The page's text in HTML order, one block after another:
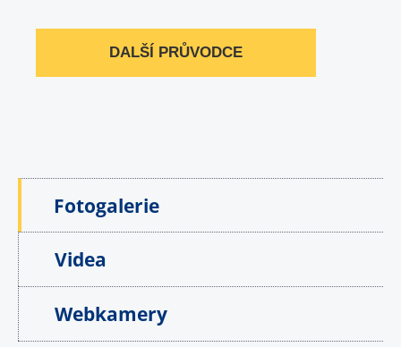
DALŠÍ PRŮVODCE
Fotogalerie
Videa
Webkamery